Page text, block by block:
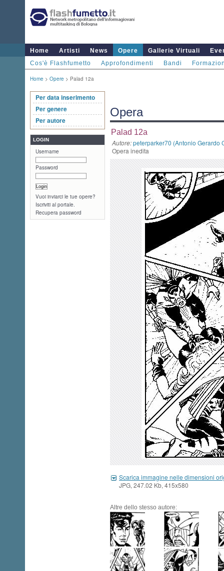
Home Artisti News Opere Gallerie Virtuali
Cos'è Flashfumetto
Approfondimenti Bandi
Home > Opere > Palad 12a
Per data inserimento
Per genere
Per autore
LOGIN
Username
Password
Vuoi inviarci le tue opere?
Iscriviti al portale.
Recupera password
Opera
Palad 12a
Autore:peterparker70 (Antonio Gerardo
Opera inedita
Scarica immagine nelle dimensioni
JPG, 247.02 Kb, 415x580
Altre dello stesso autore: